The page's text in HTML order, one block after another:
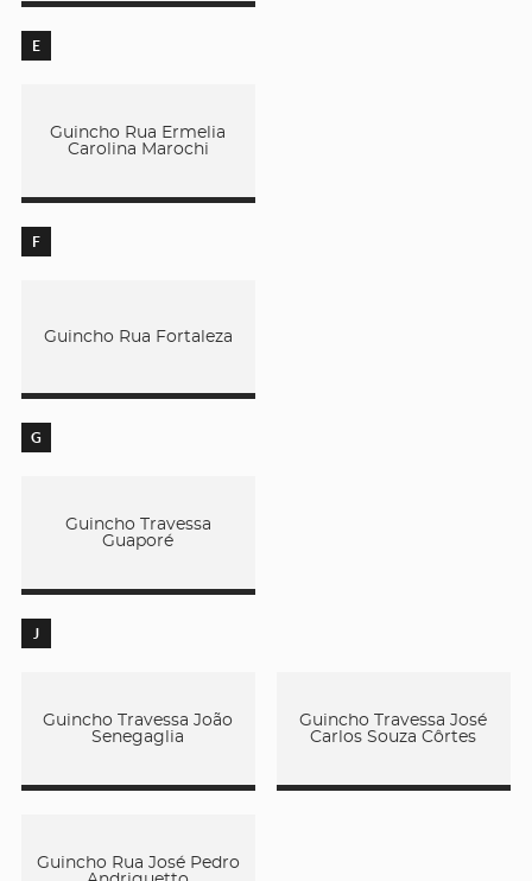
E
Guincho Rua Ermelia
Carolina Marochi
F
Guincho Rua Fortaleza
G
Guincho Travessa
Guaporé
J
Guincho Travessa João
Senegaglia
Guincho Travessa José
Carlos Souza Côrtes
Guincho Rua José Pedro